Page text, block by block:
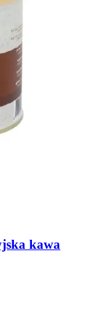
kawa